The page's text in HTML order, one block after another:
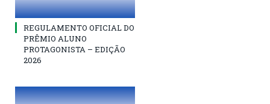
REGULAMENTO OFICIAL DO
PRÊMIO ALUNO
PROTAGONISTA – EDIÇÃO
2026